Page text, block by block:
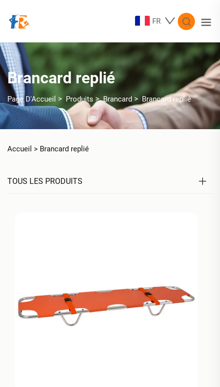
FR
Brancard replié
Page D'Accueil > Produits >Brancard >Brancard replié
Accueil > Brancard replié
TOUS LES PRODUITS